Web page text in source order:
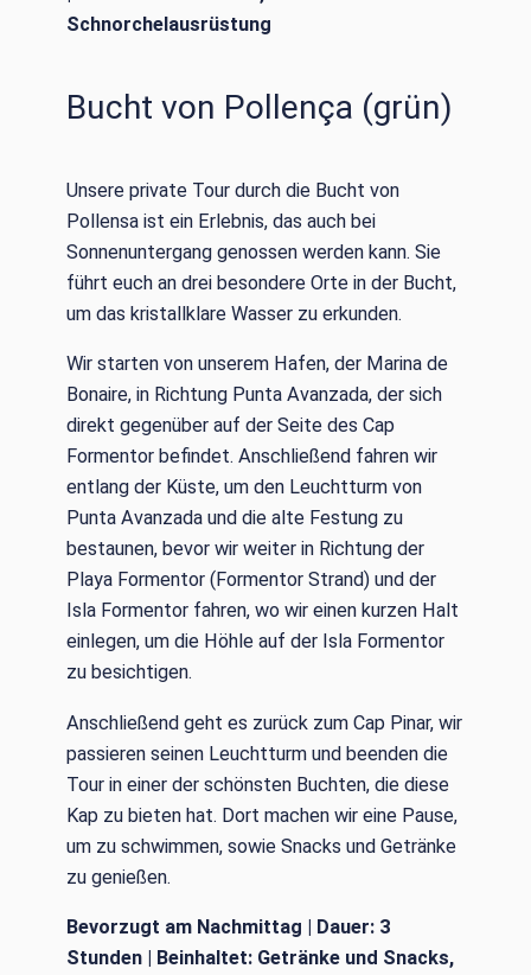
Schnorchelausrüstung
Bucht von Pollença (grün)
Unsere private Tour durch die Bucht von
Pollensa ist ein Erlebnis, das auch bei
Sonnenuntergang genossen werden kann. Sie
führt euch an drei besondere Orte in der Bucht,
um das kristallklare Wasser zu erkunden.
Wir starten von unserem Hafen, der Marina de
Bonaire, in Richtung Punta Avanzada, der sich
direkt gegenüber auf der Seite des Cap
Formentor befindet. Anschließend fahren wir
entlang der Küste, um den Leuchtturm von
Punta Avanzada und die alte Festung zu
bestaunen, bevor wir weiter in Richtung der
Playa Formentor (Formentor Strand) und der
Isla Formentor fahren, wo wir einen kurzen Halt
einlegen, um die Höhle auf der Isla Formentor
zu besichtigen.
Anschließend geht es zurück zum Cap Pinar, wir
passieren seinen Leuchtturm und beenden die
Tour in einer der schönsten Buchten, die diese
Kap zu bieten hat. Dort machen wir eine Pause,
um zu schwimmen, sowie Snacks und Getränke
zu genießen.
Bevorzugt am Nachmittag | Dauer: 3
Stunden | Beinhaltet: Getränke und Snacks,